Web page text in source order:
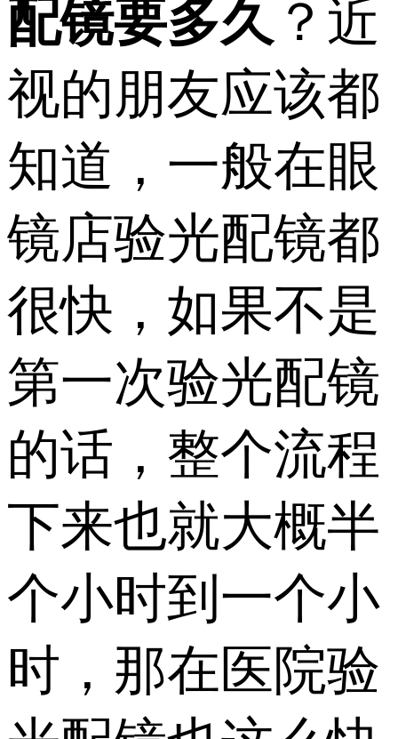
配镜要多久 ？近
视的朋友应该都
知道，一般在眼
镜店验光配镜都
很快，如果不是
第一次验光配镜
的话，整个流程
下来也就大概半
个小时到一个小
时，那在医院验